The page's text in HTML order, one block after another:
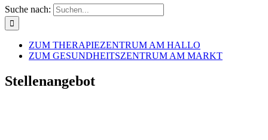
Suche nach:
ZUM THERAPIEZENTRUM AM HALLO
ZUM GESUNDHEITSZENTRUM AM MARKT
Stellenangebot